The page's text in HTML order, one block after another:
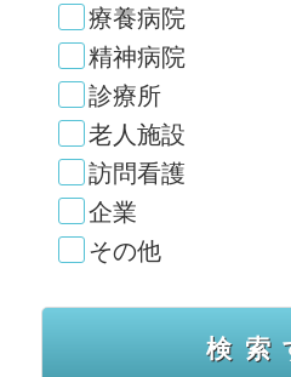
療養病院
精神病院
診療所
老人施設
訪問看護
企業
その他